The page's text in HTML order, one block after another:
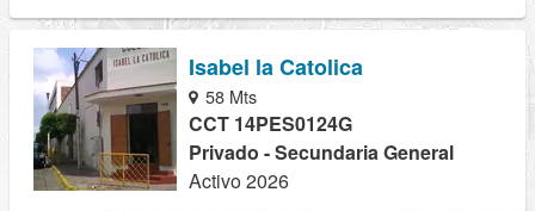
Isabel la Catolica
58 Mts
CCT 14PES0124G
Privado - Secundaria General
Activo 2026